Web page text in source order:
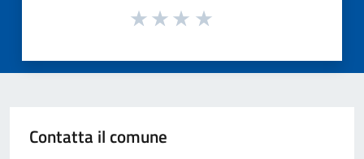
Contatta il comune